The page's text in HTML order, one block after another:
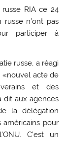
russe RIA ce 24
n’ont pas
participer à
russe, a réagi
«nouvel acte de
et des
dit aux agences
la délégation
américains pour
C’est un